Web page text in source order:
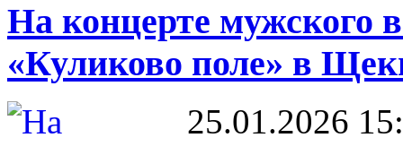
На концерте мужского
«Куликово поле» в
25.01.2026